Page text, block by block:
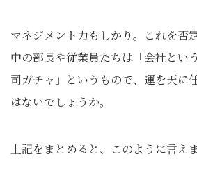
マネジメント力もしかり。これを否
中の部長や従業員たちは「会社とい
司ガチャ」というもので、運を天に
はないでしょうか。
上記をまとめると、このように言えま